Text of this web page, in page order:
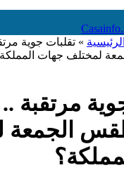
»تقلبات جوية
لمختلف جهات المملكة؟
مرتقبة ..
الجمعة